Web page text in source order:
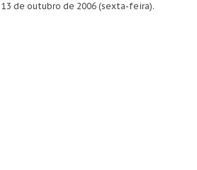
de outubro de 2006 (sexta-feira).